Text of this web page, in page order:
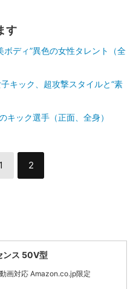
す
ボディ”異色の女性タレント（全
キック、超攻撃スタイルと“素
キック選手（正面、全身）
1 2
ンス 50V型
画対応 Amazon.co.jp限定